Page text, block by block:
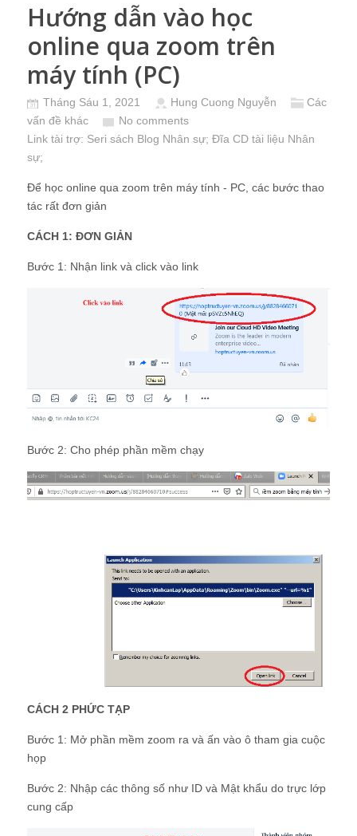
Hướng dẫn vào học
online qua zoom trên
máy tính (PC)
Tháng Sáu 1, 2021 Hung Cuong Nguyễn
Các
vấn đề khác
No comments
Link tài trợ: Seri sách Blog Nhân sự; Đĩa CD tài liệu Nhân
sự;
Để học online qua zoom trên máy tính - PC, các bước thao
tác rất đơn giản
CÁCH 1: ĐƠN GIẢN
Bước 1: Nhận link và click vào link
Bước 2: Cho phép phần mềm chạy
CÁCH 2 PHỨC TẠP
Bước 1: Mở phần mềm zoom ra và ấn vào ô tham gia cuộc
họp
Bước 2: Nhập các thông số như ID và Mật khẩu do trực lớp
cung cấp